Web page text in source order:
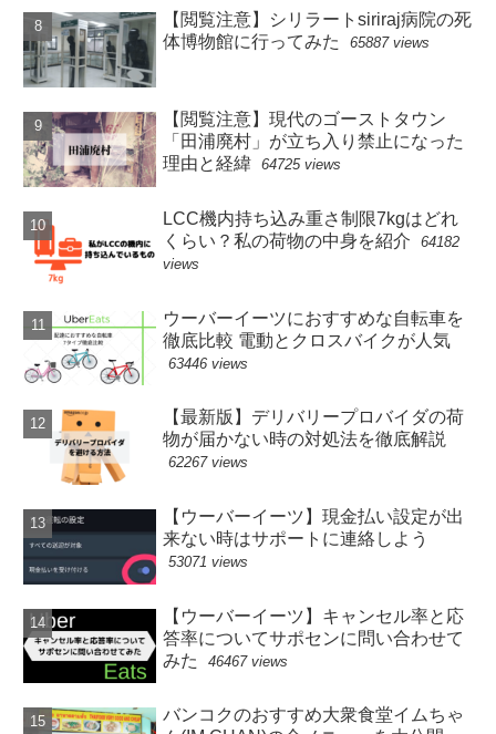
【閲覧注意】シリラートsiriraj病院の死
体博物館に行ってみた
65887 views
【閲覧注意】現代のゴーストタウン
「田浦廃村」が立ち入り禁止になった
理由と経緯
64725 views
LCC機内持ち込み重さ制限7kgはどれ
くらい？私の荷物の中身を紹介
64182
views
ウーバーイーツにおすすめな自転車を
徹底比較 電動とクロスバイクが人気
63446 views
【最新版】デリバリープロバイダの荷
物が届かない時の対処法を徹底解説
62267 views
【ウーバーイーツ】現金払い設定が出
来ない時はサポートに連絡しよう
53071 views
【ウーバーイーツ】キャンセル率と応
答率についてサポセンに問い合わせて
みた
46467 views
バンコクのおすすめ大衆食堂イムちゃ